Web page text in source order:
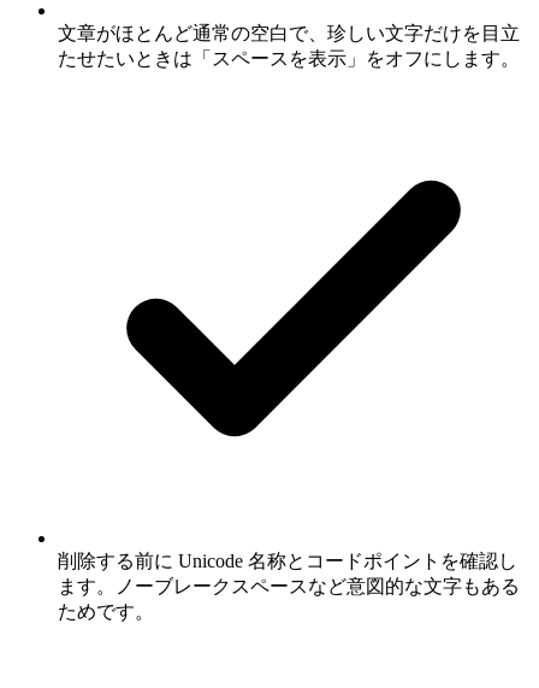
文章がほとんど通常の空白で、珍しい文字だけを目立
たせたいときは「スペースを表示」をオフにします。
削除する前に Unicode 名称とコードポイントを確認し
ます。ノーブレークスペースなど意図的な文字もある
ためです。